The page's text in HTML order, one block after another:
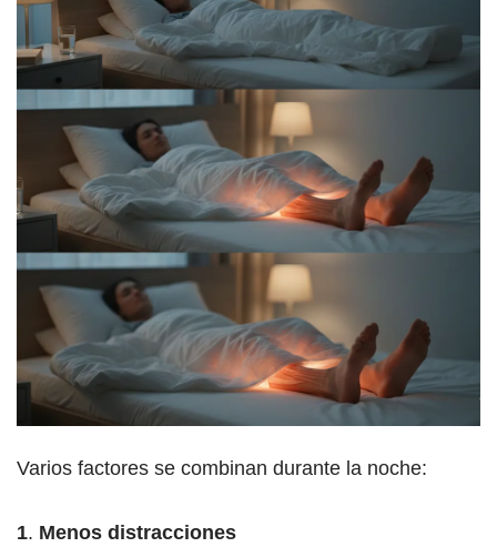
Varios factores se combinan durante la noche:
1. Menos distracciones